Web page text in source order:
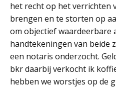
het recht op het verrichten
brengen en te storten op
om objectief waardeerbare
handtekeningen van beide
een notaris onderzocht.
bkr daarbij verkocht ik
hebben we worstjes op de